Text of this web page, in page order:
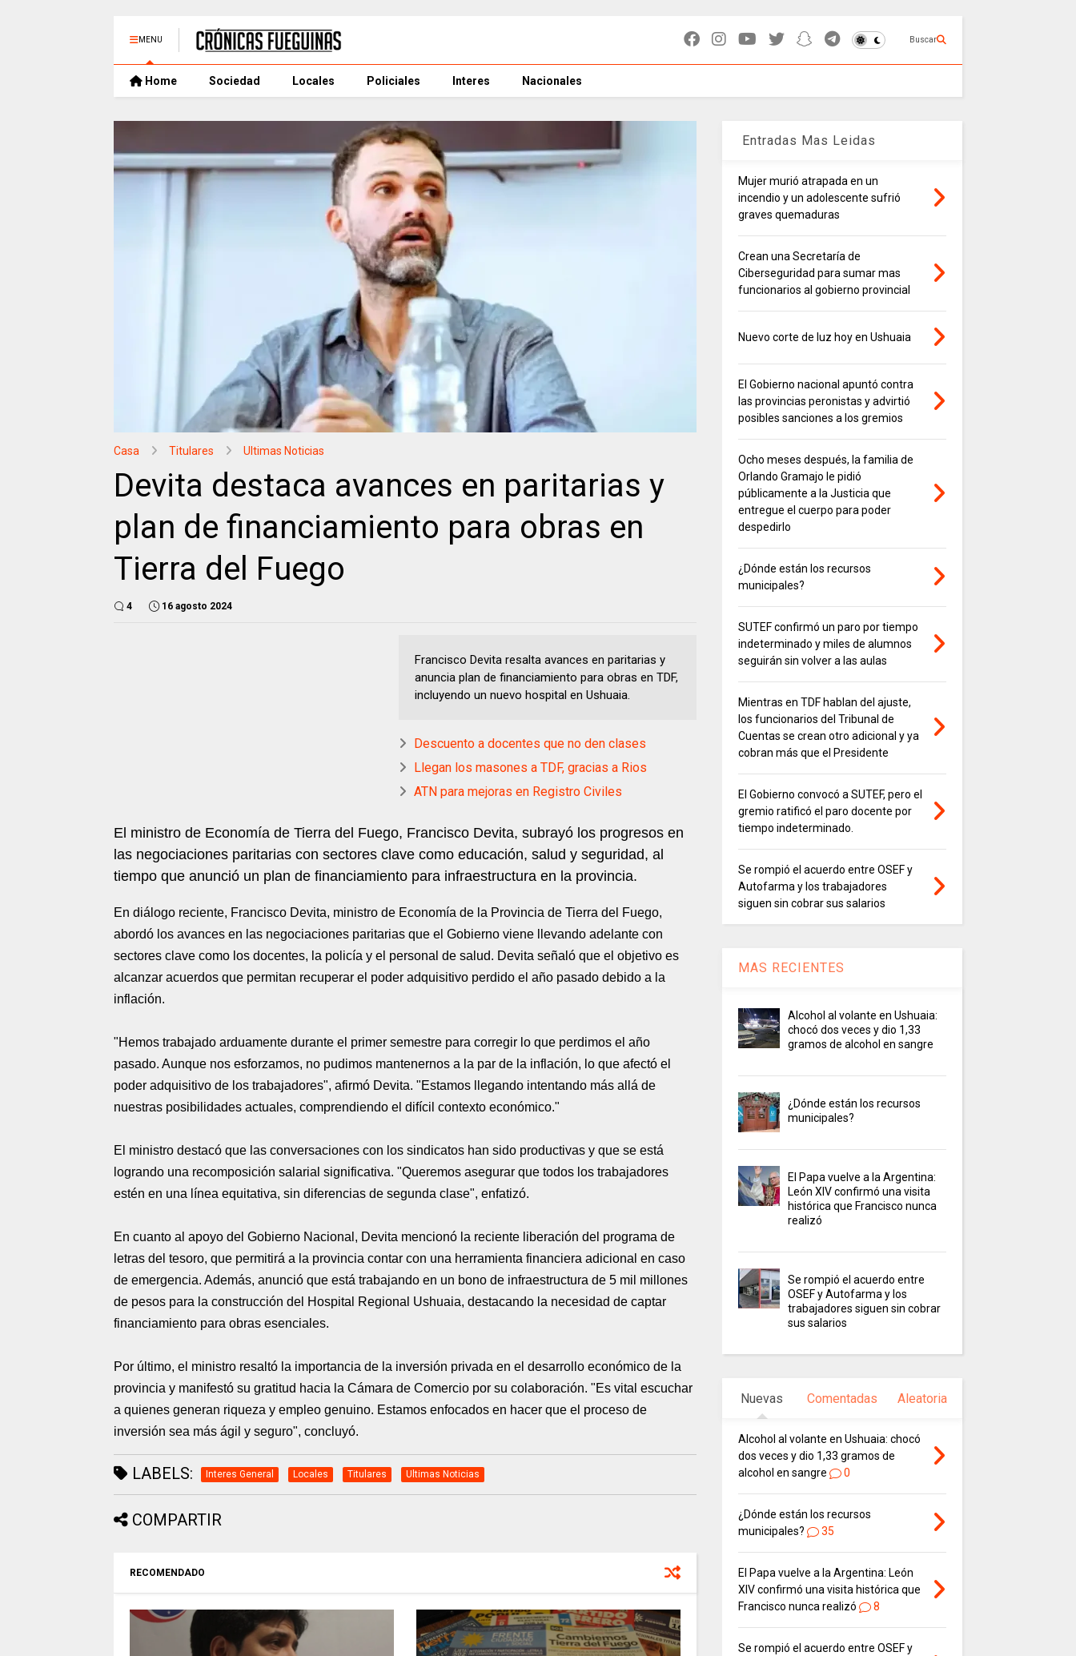
MENU Buscar
Home Sociedad Locales Policiales Interes Nacionales
Casa Titulares Ultimas Noticias
Devita destaca avances en paritarias y
plan de financiamiento para obras en
Tierra del Fuego
4 16 agosto 2024
Francisco Devita resalta avances en paritarias y
anuncia plan de financiamiento para obras en TDF,
incluyendo un nuevo hospital en Ushuaia.
Descuento a docentes que no den clases
Llegan los masones a TDF, gracias a Rios
ATN para mejoras en Registro Civiles
El ministro de Economía de Tierra del Fuego, Francisco Devita, subrayó los progresos en
las negociaciones paritarias con sectores clave como educación, salud y seguridad, al
tiempo que anunció un plan de financiamiento para infraestructura en la provincia.
En diálogo reciente, Francisco Devita, ministro de Economía de la Provincia de Tierra del Fuego,
abordó los avances en las negociaciones paritarias que el Gobierno viene llevando adelante con
sectores clave como los docentes, la policía y el personal de salud. Devita señaló que el objetivo es
alcanzar acuerdos que permitan recuperar el poder adquisitivo perdido el año pasado debido a la
inflación.
"Hemos trabajado arduamente durante el primer semestre para corregir lo que perdimos el año
pasado. Aunque nos esforzamos, no pudimos mantenernos a la par de la inflación, lo que afectó el
poder adquisitivo de los trabajadores", afirmó Devita. "Estamos llegando intentando más allá de
nuestras posibilidades actuales, comprendiendo el difícil contexto económico."
El ministro destacó que las conversaciones con los sindicatos han sido productivas y que se está
logrando una recomposición salarial significativa. "Queremos asegurar que todos los trabajadores
estén en una línea equitativa, sin diferencias de segunda clase", enfatizó.
En cuanto al apoyo del Gobierno Nacional, Devita mencionó la reciente liberación del programa de
letras del tesoro, que permitirá a la provincia contar con una herramienta financiera adicional en caso
de emergencia. Además, anunció que está trabajando en un bono de infraestructura de 5 mil millones
de pesos para la construcción del Hospital Regional Ushuaia, destacando la necesidad de captar
financiamiento para obras esenciales.
Por último, el ministro resaltó la importancia de la inversión privada en el desarrollo económico de la
provincia y manifestó su gratitud hacia la Cámara de Comercio por su colaboración. "Es vital escuchar
a quienes generan riqueza y empleo genuino. Estamos enfocados en hacer que el proceso de
inversión sea más ágil y seguro", concluyó.
LABELS: Interes General Locales Titulares Ultimas Noticias
COMPARTIR
RECOMENDADO
Entradas Mas Leidas
Mujer murió atrapada en un
incendio y un adolescente sufrió
graves quemaduras
Crean una Secretaría de
Ciberseguridad para sumar mas
funcionarios al gobierno provincial
Nuevo corte de luz hoy en Ushuaia
El Gobierno nacional apuntó contra
las provincias peronistas y advirtió
posibles sanciones a los gremios
Ocho meses después, la familia de
Orlando Gramajo le pidió
públicamente a la Justicia que
entregue el cuerpo para poder
despedirlo
¿Dónde están los recursos
municipales?
SUTEF confirmó un paro por tiempo
indeterminado y miles de alumnos
seguirán sin volver a las aulas
Mientras en TDF hablan del ajuste,
los funcionarios del Tribunal de
Cuentas se crean otro adicional y ya
cobran más que el Presidente
El Gobierno convocó a SUTEF, pero el
gremio ratificó el paro docente por
tiempo indeterminado.
Se rompió el acuerdo entre OSEF y
Autofarma y los trabajadores
siguen sin cobrar sus salarios
MAS RECIENTES
Alcohol al volante en Ushuaia:
chocó dos veces y dio 1,33
gramos de alcohol en sangre
¿Dónde están los recursos
municipales?
El Papa vuelve a la Argentina:
León XIV confirmó una visita
histórica que Francisco nunca
realizó
Se rompió el acuerdo entre
OSEF y Autofarma y los
trabajadores siguen sin cobrar
sus salarios
Nuevas Comentadas Aleatoria
Alcohol al volante en Ushuaia: chocó
dos veces y dio 1,33 gramos de
alcohol en sangre
0
¿Dónde están los recursos
municipales?
35
El Papa vuelve a la Argentina: León
XIV confirmó una visita histórica que
Francisco nunca realizó
8
Se rompió el acuerdo entre OSEF y